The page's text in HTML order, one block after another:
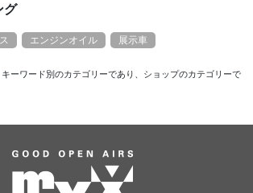
グ
エンジンオイル 展示車
ーワード別のカテゴリーであり、ショップのカテゴリーで